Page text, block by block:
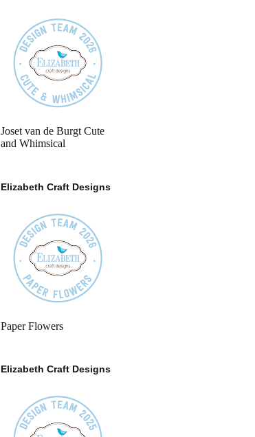
Joset van de Burgt Cute
and Whimsical
Elizabeth Craft Designs
Paper Flowers
Elizabeth Craft Designs